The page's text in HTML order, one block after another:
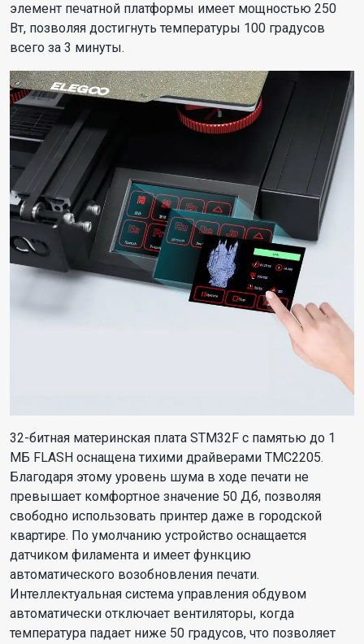
элемент печатной платформы имеет мощностью 250
Вт, позволяя достигнуть температуры 100 градусов
всего за 3 минуты.
32-битная материнская плата STM32F с памятью до 1
МБ FLASH оснащена тихими драйверами TMC2205.
Благодаря этому уровень шума в ходе печати не
превышает комфортное значение 50 Дб, позволяя
свободно использовать принтер даже в городской
квартире. По умолчанию устройство оснащается
датчиком филамента и имеет функцию
автоматического возобновления печати.
Интеллектуальная система управления обдувом
автоматически отключает вентиляторы, когда
температура падает ниже 50 градусов, что позволяет